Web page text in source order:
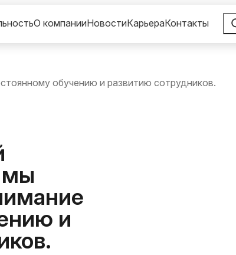
О компанииНовостиКарьераКонтакты Поиск
обучению и развитию сотрудников.
мы
и